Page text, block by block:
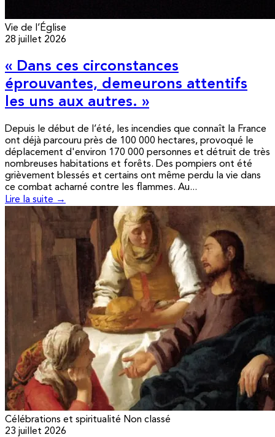
Vie de l’Église
28 juillet 2026
« Dans ces circonstances
éprouvantes, demeurons attentifs
les uns aux autres. »
Depuis le début de l’été, les incendies que connaît la France
ont déjà parcouru près de 100 000 hectares, provoqué le
déplacement d'environ 170 000 personnes et détruit de très
nombreuses habitations et forêts. Des pompiers ont été
grièvement blessés et certains ont même perdu la vie dans
ce combat acharné contre les flammes. Au...
Lire la suite →
Célébrations et spiritualité Non classé
23 juillet 2026